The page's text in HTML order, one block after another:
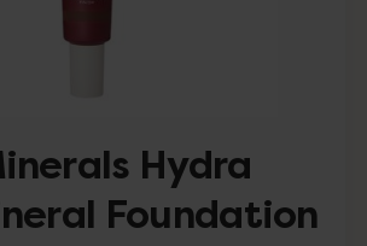
Hydra
Foundation